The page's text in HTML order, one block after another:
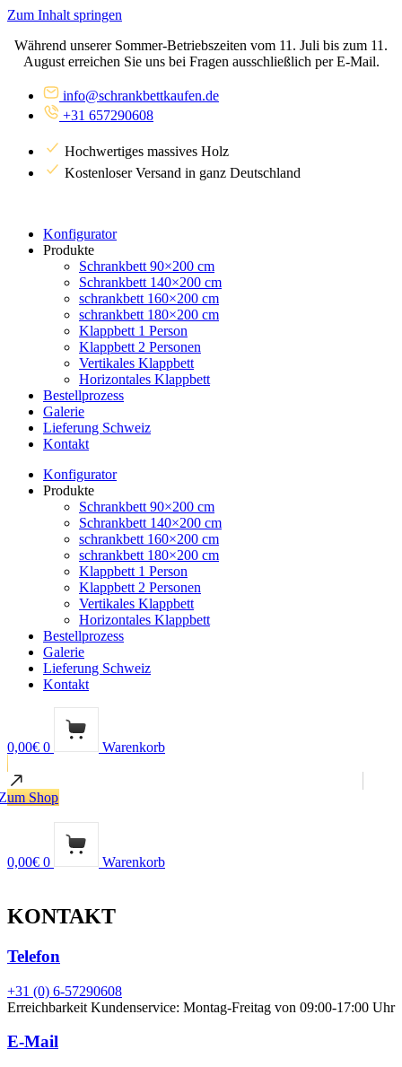
Zum Inhalt springen
Während unserer Sommer-Betriebszeiten vom 11. Juli bis zum 11.
August erreichen Sie uns bei Fragen ausschließlich per E-Mail.
info@schrankbettkaufen.de
+31 657290608
Hochwertiges massives Holz
Kostenloser Versand in ganz Deutschland
Konfigurator
Produkte
Schrankbett 90×200 cm
Schrankbett 140×200 cm
schrankbett 160×200 cm
schrankbett 180×200 cm
Klappbett 1 Person
Klappbett 2 Personen
Vertikales Klappbett
Horizontales Klappbett
Bestellprozess
Galerie
Lieferung Schweiz
Kontakt
Konfigurator
Produkte
Schrankbett 90×200 cm
Schrankbett 140×200 cm
schrankbett 160×200 cm
schrankbett 180×200 cm
Klappbett 1 Person
Klappbett 2 Personen
Vertikales Klappbett
Horizontales Klappbett
Bestellprozess
Galerie
Lieferung Schweiz
Kontakt
0,00€ 0 Warenkorb
Shop
0,00€ 0 Warenkorb
KONTAKT
Telefon
+31 (0) 6-57290608
Erreichbarkeit Kundenservice: Montag-Freitag von 09:00-17:00 Uhr
E-Mail